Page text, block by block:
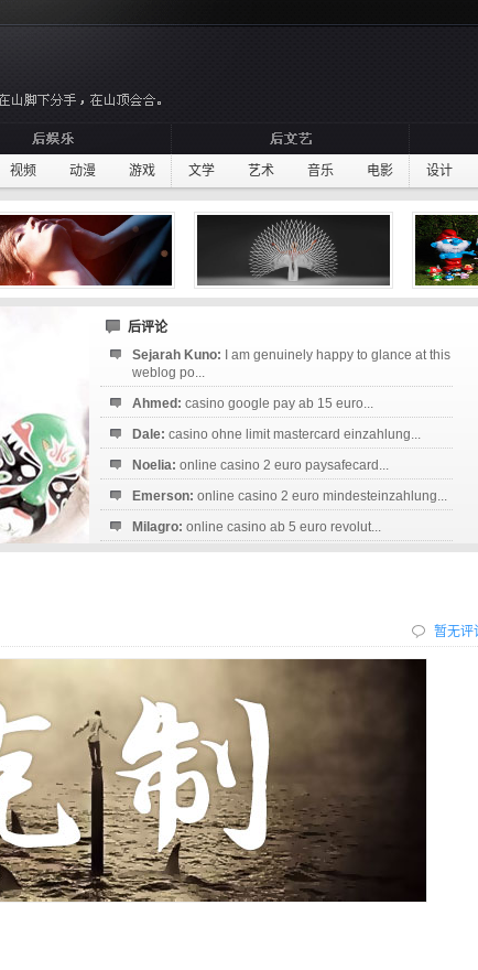
视频 动漫 游戏 文学 艺术 音乐 电影 设计
后评论
Sejarah Kuno:
I am genuinely happy to glance at this
weblog po...
Ahmed: casino google pay ab 15 euro...
Dale: casino ohne limit mastercard einzahlung...
Noelia: online casino 2 euro paysafecard...
Emerson: online casino 2 euro mindesteinzahlung...
Milagro: online casino ab 5 euro revolut...
暂无评